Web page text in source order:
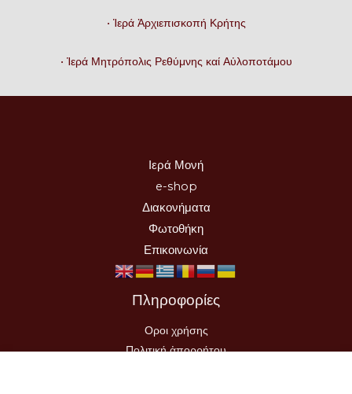
• Ἱερά Ἀρχιεπισκοπή Κρήτης
• Ἱερά Μητρόπολις Ρεθύμνης καί Αὐλοποτάμου
Ιερά Μονή
e-shop
Διακονήματα
Φωτοθήκη
Επικοινωνία
Πληροφορίες
Οροι χρήσης
Πολιτική ἀπορρήτου